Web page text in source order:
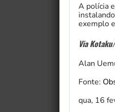
A polícia
exemplo
Via
Alan
Fonte:
qua, 16